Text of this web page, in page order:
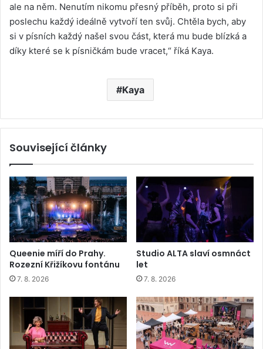
ale na něm. Nenutím nikomu přesný příběh, proto si při
poslechu každý ideálně vytvoří ten svůj. Chtěla bych, aby
si v písních každý našel svou část, která mu bude blízká a
díky které se k písničkám bude vracet,“ říká Kaya.
Kaya
Související články
Queenie míří do Prahy.
Rozezní Křižíkovu fontánu
7. 8. 2026
Studio ALTA slaví osmnáct
let
7. 8. 2026